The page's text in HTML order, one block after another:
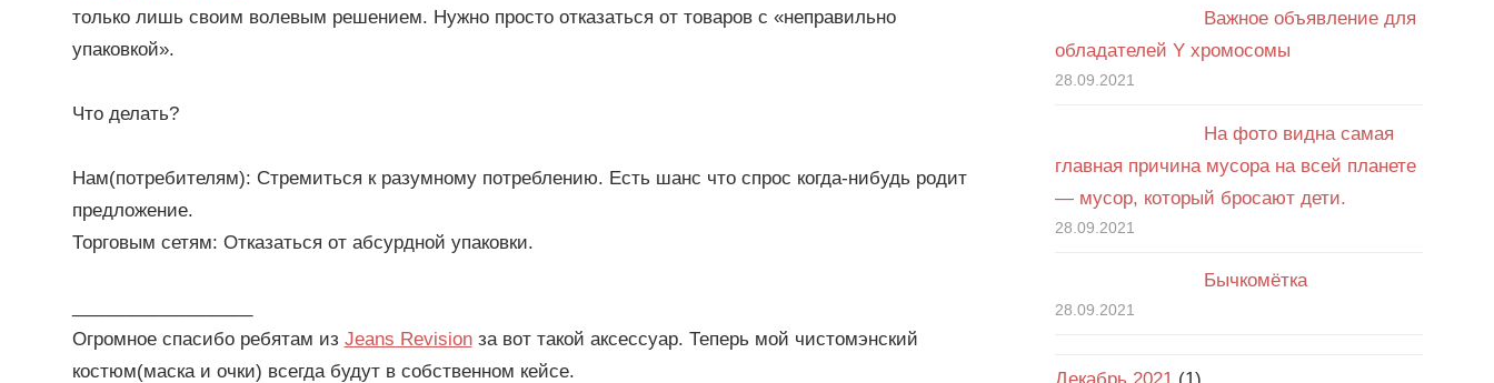
только лишь своим волевым решением. Нужно просто отказаться от товаров с «неправильно
упаковкой».
Что делать?
Нам(потребителям): Стремиться к разумному потреблению. Есть шанс что спрос когда-нибудь родит
предложение.
Торговым сетям: Отказаться от абсурдной упаковки.
Огромное спасибо ребятам из Jeans Revisionза вот такой аксессуар. Теперь мой чистомэнский
костюм(маска и очки) всегда будут в собственном кейсе.
Важное объявление для
обладателей Y хромосомы
28.09.2021
На фото видна самая
главная причина мусора на всей планете
— мусор, который бросают дети.
28.09.2021
Бычкомётка
28.09.2021